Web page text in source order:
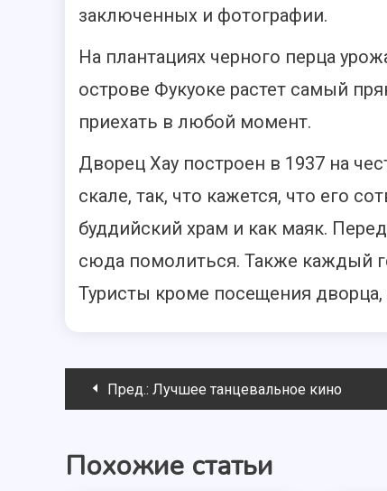
заключенных и фотографии.
На плантациях черного перца
острове Фукуоке растет самый
приехать в любой момент.
Дворец Хау построен в 1937 на
скале, так, что кажется, что его
буддийский храм и как маяк.
сюда помолиться. Также каждый
Туристы кроме посещения
Навигация
записям
Пред.: Лучшее танцевальное кино
Похожие статьи